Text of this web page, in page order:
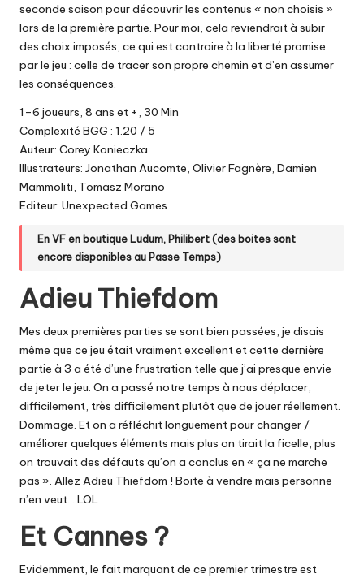
seconde saison pour découvrir les contenus « non choisis »
lors de la première partie. Pour moi, cela reviendrait à subir
des choix imposés, ce qui est contraire à la liberté promise
par le jeu : celle de tracer son propre chemin et d’en assumer
les conséquences.
1–6 joueurs, 8 ans et +, 30 Min
Complexité BGG : 1.20 / 5
Auteur: Corey Konieczka
Illustrateurs: Jonathan Aucomte, Olivier Fagnère, Damien
Mammoliti, Tomasz Morano
Editeur: Unexpected Games
En VF en boutique Ludum, Philibert(des boites sont
encore disponiblesau Passe Temps)
Adieu Thiefdom
Mes deux premières parties se sont bien passées, je disais
même que ce jeu était vraiment excellent et cette dernière
partie à 3 a été d’une frustration telle que j’ai presque envie
de jeter le jeu. On a passé notre temps à nous déplacer,
difficilement, très difficilement plutôt que de jouer réellement.
Dommage. Et on a réfléchit longuement pour changer /
améliorer quelques éléments mais plus on tirait la ficelle, plus
on trouvait des défauts qu’on a conclus en « ça ne marche
pas ». Allez Adieu Thiefdom ! Boite à vendre mais personne
n’en veut… LOL
Et Cannes ?
Evidemment, le fait marquant de ce premier trimestre est